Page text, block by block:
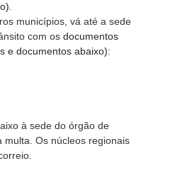
municípios, vá até a sede
com os documentos
e documentos abaixo):
à sede do órgão de
multa. Os núcleos regionais